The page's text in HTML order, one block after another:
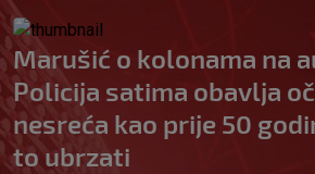
Marušić o kolonama na
Policija satima obavlja
nesreća kao prije 50
to ubrzati